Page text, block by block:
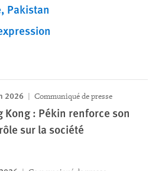
Pakistan
2026 Communiqué de presse
Kong : Pékin renforce son
sur la société